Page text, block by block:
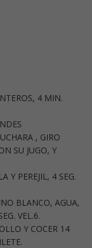
4 MIN.
, GIRO
SU JUGO, Y
Y PEREJIL, 4 SEG.
BLANCO, AGUA,
VEL.6.
Y COCER 14